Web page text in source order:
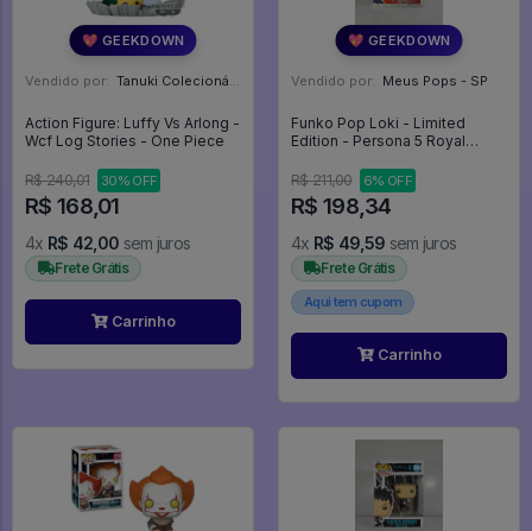
💖 GEEKDOWN
Vendido por: Tanuki Colecionáveis - SP
Action Figure: Luffy Vs Arlong -
Wcf Log Stories - One Piece
R$ 240,01 30% OFF
R$ 168,01
4x R$ 42,00 sem juros
Frete Grátis
Carrinho
💖 GEEKDOWN
Vendido por: Meus Pops - SP
Funko Pop Loki - Limited
Edition - Persona 5 Royal
R$ 211,00
6% OFF
R$ 198,34
4x R$ 49,59 sem juros
Frete Grátis
Aqui tem cupom
Carrinho